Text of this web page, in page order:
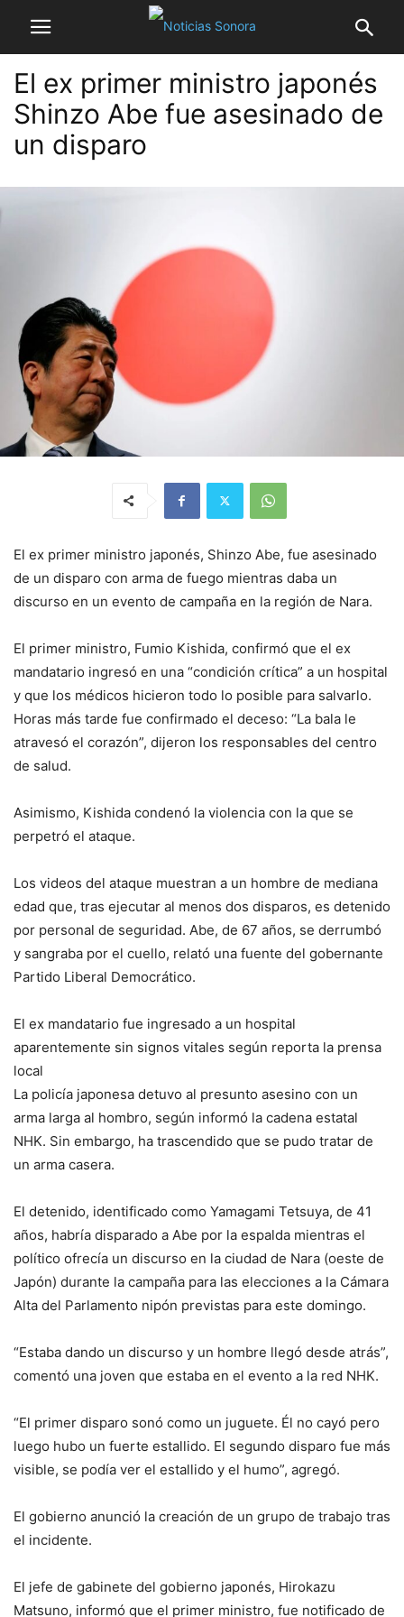
El ex primer ministro japonés
Shinzo Abe fue asesinado de
un disparo
El ex primer ministro japonés, Shinzo Abe, fue asesinado
de un disparo con arma de fuego mientras daba un
discurso en un evento de campaña en la región de Nara.
El primer ministro, Fumio Kishida, confirmó que el ex
mandatario ingresó en una “condición crítica” a un hospital
y que los médicos hicieron todo lo posible para salvarlo.
Horas más tarde fue confirmado el deceso: “La bala le
atravesó el corazón”, dijeron los responsables del centro
de salud.
Asimismo, Kishida condenó la violencia con la que se
perpetró el ataque.
Los videos del ataque muestran a un hombre de mediana
edad que, tras ejecutar al menos dos disparos, es detenido
por personal de seguridad. Abe, de 67 años, se derrumbó
y sangraba por el cuello, relató una fuente del gobernante
Partido Liberal Democrático.
El ex mandatario fue ingresado a un hospital
aparentemente sin signos vitales según reporta la prensa
local
La policía japonesa detuvo al presunto asesino con un
arma larga al hombro, según informó la cadena estatal
NHK. Sin embargo, ha trascendido que se pudo tratar de
un arma casera.
El detenido, identificado como Yamagami Tetsuya, de 41
años, habría disparado a Abe por la espalda mientras el
político ofrecía un discurso en la ciudad de Nara (oeste de
Japón) durante la campaña para las elecciones a la Cámara
Alta del Parlamento nipón previstas para este domingo.
“Estaba dando un discurso y un hombre llegó desde atrás”,
comentó una joven que estaba en el evento a la red NHK.
“El primer disparo sonó como un juguete. Él no cayó pero
luego hubo un fuerte estallido. El segundo disparo fue más
visible, se podía ver el estallido y el humo”, agregó.
El gobierno anunció la creación de un grupo de trabajo tras
el incidente.
El jefe de gabinete del gobierno japonés, Hirokazu
Matsuno, informó que el primer ministro, fue notificado de